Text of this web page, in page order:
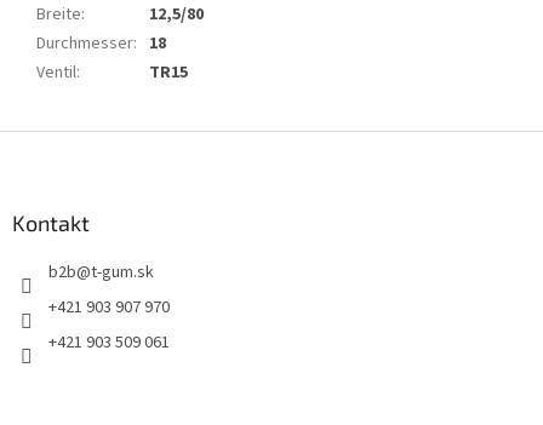
Breite:
12,5/80
Durchmesser: 18
Ventil: TR15
Kontakt
b2b@t-gum.sk
+421 903 907 970
+421 903 509 061